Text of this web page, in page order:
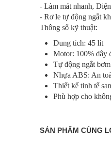
- Làm mát nhanh,
- Rơ le tự động ngắt
Thông số kỹ thuật:
Dung tích: 45 lít
Motor: 100% dây
Tự động ngắt
Nhựa ABS: An
Thiết kế tinh tế
Phù hợp cho
SẢN PHẨM CÙNG